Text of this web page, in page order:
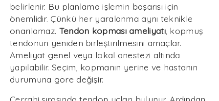
belirlenir. Bu planlama işlemin başarısı için
önemlidir. Çünkü her yaralanma aynı teknikle
onarılamaz. Tendon kopması ameliyatı, kopmuş
tendonun yeniden birleştirilmesini amaçlar.
Ameliyat genel veya lokal anestezi altında
yapılabilir. Seçim, kopmanın yerine ve hastanın
durumuna göre değişir.